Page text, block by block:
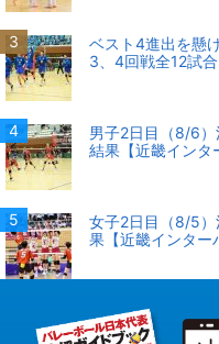
ベスト4進出を懸
3、4回戦全12試
男子2日目（8/6）
結果【近畿インタ
女子2日目（8/5）
果【近畿インター